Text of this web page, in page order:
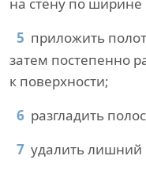
на стену по ширине
приложить
затем постепенно
к поверхности;
разгладить
удалить лишний